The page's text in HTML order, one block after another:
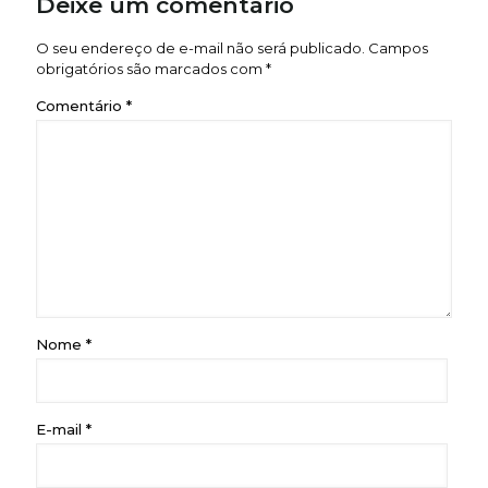
O seu endereço de e-mail não será publicado. Campos
obrigatórios são marcados com *
Comentário *
Nome *
E-mail *